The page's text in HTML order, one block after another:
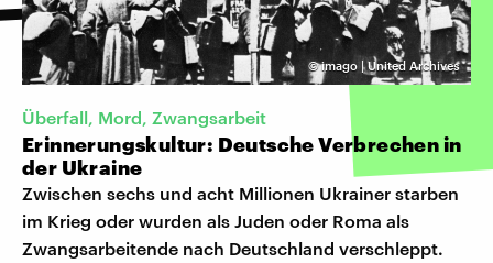
©imago | United Archives
Überfall, Mord, Zwangsarbeit
Erinnerungskultur: Deutsche Verbrechen in
der Ukraine
Zwischen sechs und acht Millionen Ukrainer starben
im Krieg oder wurden als Juden oder Roma als
Zwangsarbeitende nach Deutschland verschleppt.